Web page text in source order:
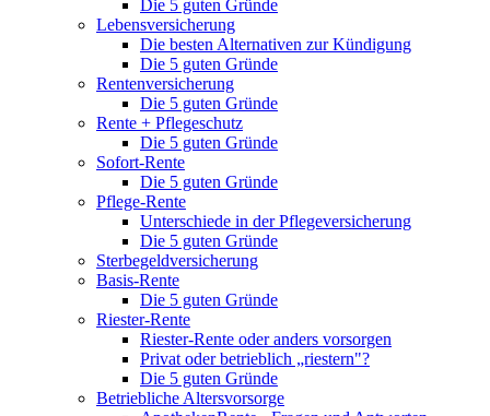
Die 5 guten Gründe
Lebensversicherung
Die besten Alternativen zur Kündigung
Die 5 guten Gründe
Rentenversicherung
Die 5 guten Gründe
Rente + Pflegeschutz
Die 5 guten Gründe
Sofort-Rente
Die 5 guten Gründe
Pflege-Rente
Unterschiede in der Pflegeversicherung
Die 5 guten Gründe
Sterbegeldversicherung
Basis-Rente
Die 5 guten Gründe
Riester-Rente
Riester-Rente oder anders vorsorgen
Privat oder betrieblich „riestern"?
Die 5 guten Gründe
Betriebliche Altersvorsorge